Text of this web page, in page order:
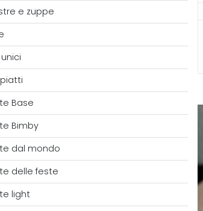
e zuppe
piatti
Base
Bimby
dal mondo
delle feste
light